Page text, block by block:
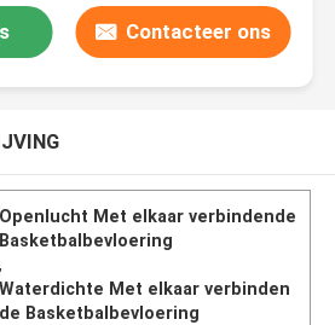
Contacteer ons
Openlucht Met elkaar verbindende
Basketbalbevloering
,
Waterdichte Met elkaar verbinden
de Basketbalbevloering